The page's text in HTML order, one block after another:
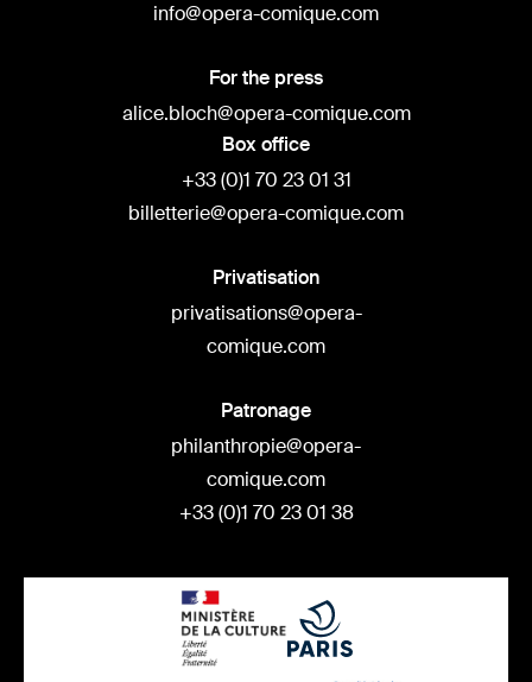
info@opera-comique.com
For the press
alice.bloch@opera-comique.com
Box office
+33 (0)1 70 23 01 31
billetterie@opera-comique.com
Privatisation
privatisations@opera-
comique.com
Patronage
philanthropie@opera-
comique.com
+33 (0)1 70 23 01 38